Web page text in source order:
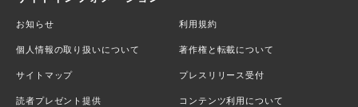
お知らせ 利用規約
個人情報の取り扱いについて 著作権と転載について
サイトマップ プレスリリース受付
読者プレゼント提供 コンテンツ利用について